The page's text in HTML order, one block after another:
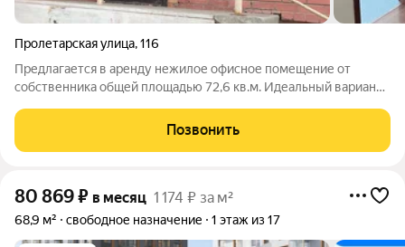
Пролетарская улица,116
Предлагается в аренду нежилое офисное помещение от
собственника общей площадью 72,6 кв.м. Идеальный вариант
этаже жилого дома, полностью готово к эксплуатации.
Основные преимущества: В
Позвонить
80 869₽ в месяц 1 174 ₽ за м²
68,9 м² свободное назначение 1 этаж из 17